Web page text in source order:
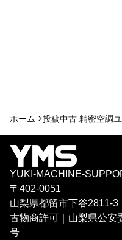
ホーム >投稿中古 精密空調
YUKI-MACHINE-
〒402-0051
山梨県都留市下谷2811-3
古物商許可｜山梨県公
号